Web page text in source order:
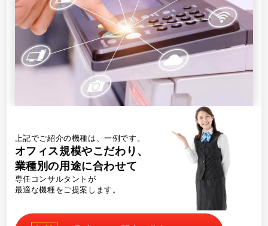
上記でご紹介の機種は、一例です。
オフィス規模やこだわり、
業種別の用途に合わせて
専任コンサルタントが
最適な機種をご提案します。